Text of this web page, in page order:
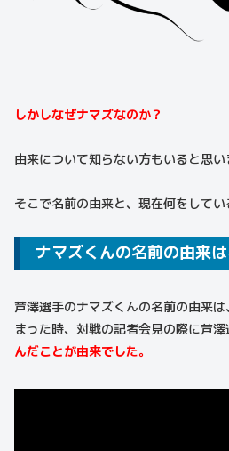
しかしなぜナマズなのか？
由来について知らない方もいると思い
そこで名前の由来と、現在何をしてい
ナマズくんの名前の由来
芦澤選手のナマズくんの名前の由来
まった時、対戦の記者会見の際に芦澤
んだことが由来でした。